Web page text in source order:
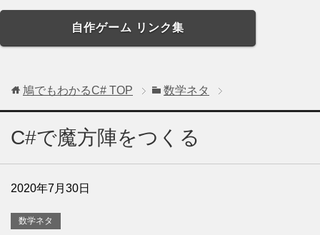
自作ゲーム リンク集
鳩でもわかるC# TOP 数学ネタ
C#で魔方陣をつくる
2020年7月30日
数学ネタ